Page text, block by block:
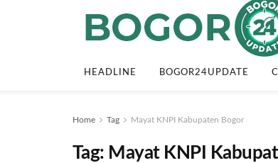
HEADLINE BOGOR24UPDATE
Home Tag Mayat KNPI Kabupaten Bogor
Tag: Mayat KNPI